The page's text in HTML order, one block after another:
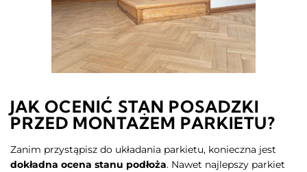
JAK OCENIĆ STAN POSADZKI
PRZED MONTAŻEM PARKIETU?
Zanim przystąpisz do układania parkietu, konieczna jest
dokładna ocena stanu podłoża. Nawet najlepszy parkiet